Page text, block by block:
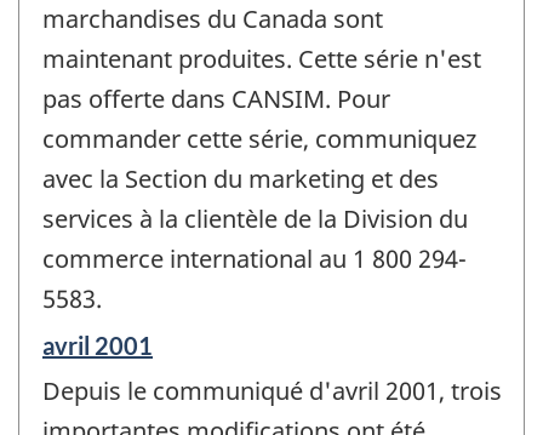
marchandises du Canada sont
maintenant produites. Cette série n'est
pas offerte dans CANSIM. Pour
commander cette série, communiquez
avec la Section du marketing et des
services à la clientèle de la Division du
commerce international au 1 800 294-
5583.
Période
référence
de
avril 2001
Depuis le communiqué d'avril 2001, trois